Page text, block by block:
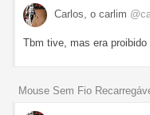
Carlos, o carlim
Tbm tive, mas era
Mouse Sem Fio